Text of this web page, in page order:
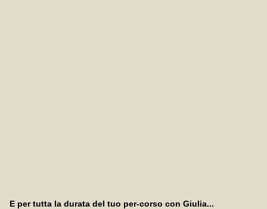
E per tutta la durata del tuo per-corso con Giulia...